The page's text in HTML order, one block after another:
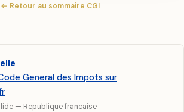
← Retour au sommaire CGI
General des Impots sur
— Republique francaise